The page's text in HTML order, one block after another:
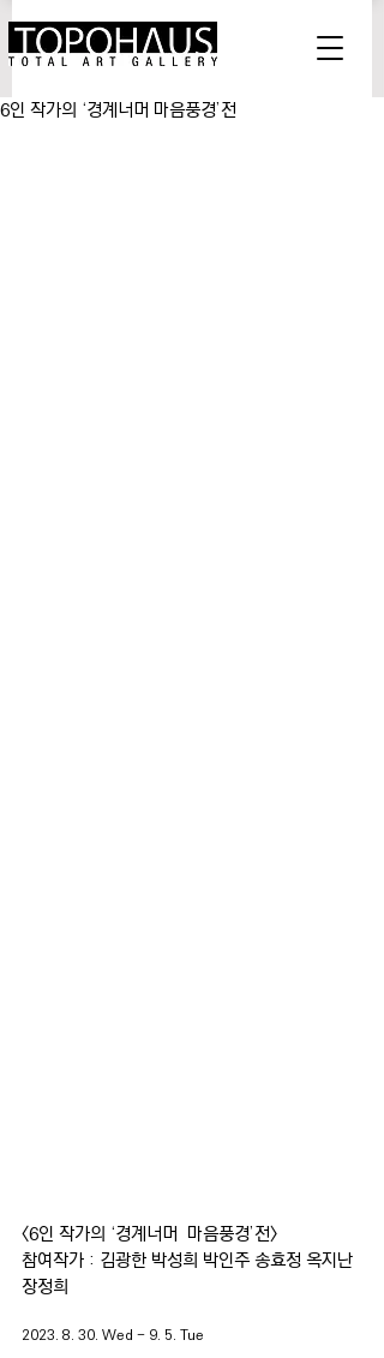
6인 작가의 ‘경계너머 마음풍경’전
<6인 작가의 ‘경계너머  마음풍경’전>
참여작가 : 김광한 박성희 박인주 송효정 옥지난
장정희
2023. 8. 30. Wed - 9. 5. Tue